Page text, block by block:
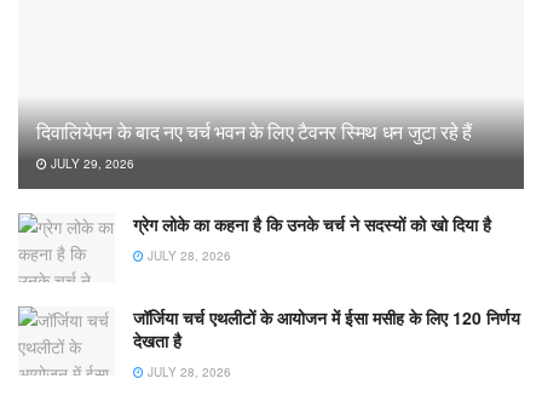
दिवालियेपन के बाद नए चर्च भवन के लिए टैवनर स्मिथ धन जुटा रहे हैं
JULY 29, 2026
ग्रेग लोके का कहना है कि उनके चर्च ने सदस्यों को खो दिया है
JULY 28, 2026
जॉर्जिया चर्च एथलीटों के आयोजन में ईसा मसीह के लिए 120 निर्णय
देखता है
JULY 28, 2026